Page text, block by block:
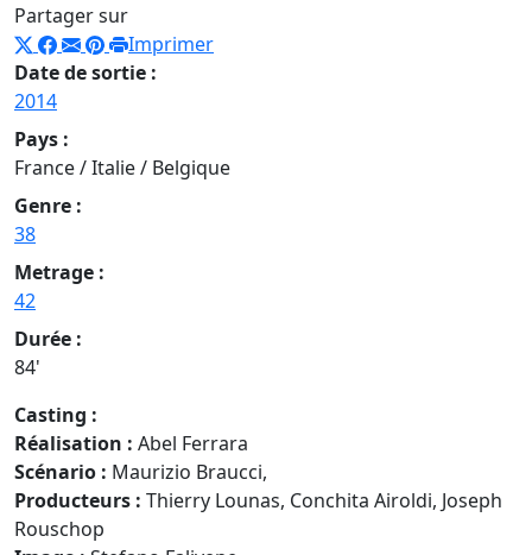
Partager sur
Imprimer
Date de sortie :
2014
Pays :
France / Italie / Belgique
Genre :
38
Metrage :
42
Durée :
84'
Casting :
Réalisation : Abel Ferrara
Scénario : Maurizio Braucci,
Producteurs : Thierry Lounas, Conchita Airoldi, Joseph
Rouschop